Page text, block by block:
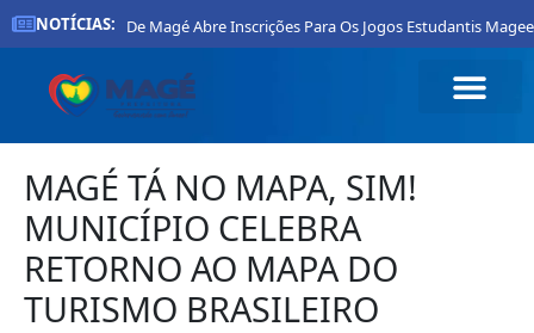
NOTÍCIAS:
Prefeitura De Magé Abre Inscrições Para Os Jogos Estudantis
MAGÉ TÁ NO MAPA, SIM!
MUNICÍPIO CELEBRA
RETORNO AO MAPA DO
TURISMO BRASILEIRO